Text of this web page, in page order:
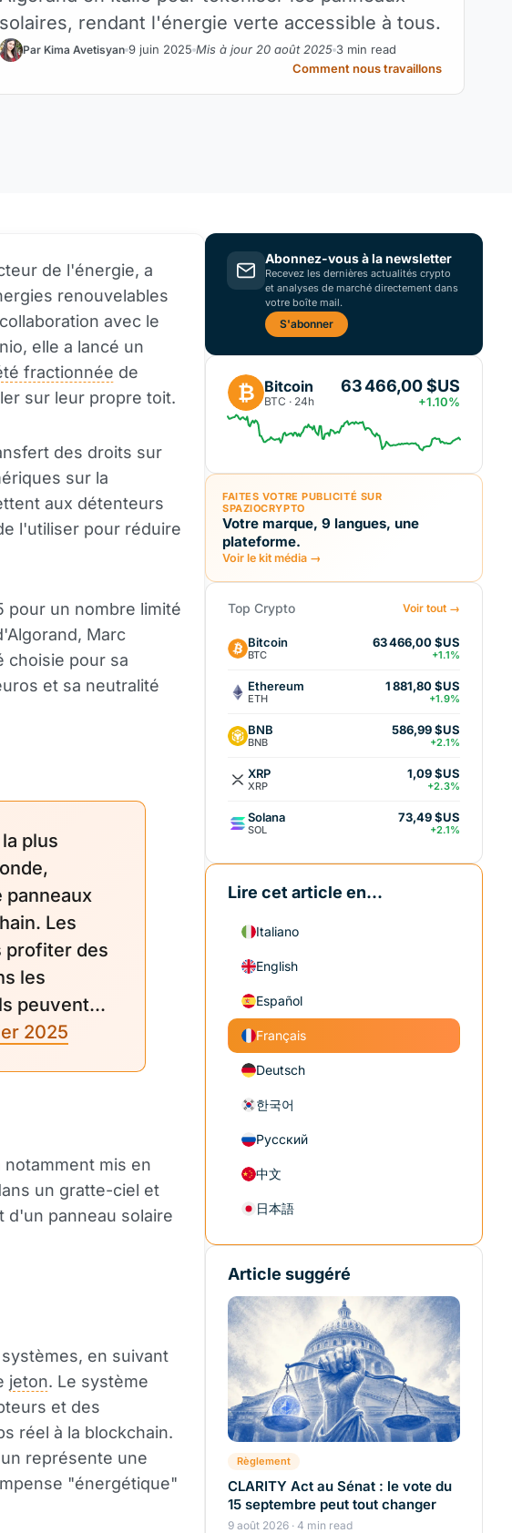
solaires, rendant l'énergie verte accessible à tous.
Par Kima Avetisyan 9 juin 2025 Mis à jour 20 août 2025 3 min read
Comment nous travaillons
de l'énergie, a
renouvelables
avec le
elle a lancé un
fractionnée de
sur leur propre toit.
des droits sur
sur la
aux détenteurs
l'utiliser pour réduire
pour un nombre limité
Marc
choisie pour sa
et sa neutralité
la plus
panneaux
Les
profiter des
les
peuvent...
2025
notamment mis en
un gratte-ciel et
d'un panneau solaire
en suivant
jeton. Le système
et des
réel à la blockchain.
représente une
"énergétique"
Abonnez-vous à la newsletter
Recevez les dernières actualités crypto
et analyses de marché directement dans
votre boîte mail.
S'abonner
₿ Bitcoin
BTC · 24h
63 466,00 $US
+1.10%
FAITES VOTRE PUBLICITÉ SUR
SPAZIOCRYPTO
Votre marque, 9 langues, une
plateforme.
Voir le kit média →
Top Crypto Voir tout →
Bitcoin
BTC
63 466,00 $US
+1.1%
Ethereum
ETH
1 881,80 $US
+1.9%
BNB
BNB
586,99 $US
+2.1%
XRP
XRP
1,09 $US
+2.3%
Solana
SOL
73,49 $US
+2.1%
Lire cet article en...
Italiano
English
Español
Français
Deutsch
한국어
Русский
中文
日本語
Article suggéré
Règlement
CLARITY Act au Sénat : le vote du
15 septembre peut tout changer
9 août 2026 · 4 min read